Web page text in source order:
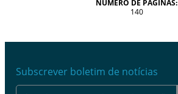
NÚMERO DE PÁGINAS:
140
Subscrever boletim de notícias